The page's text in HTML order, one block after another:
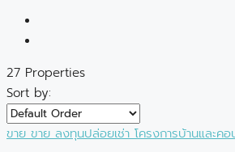
27 Properties
Sort by:
ขาย ขาย ลงทุนปล่อยเช่า โครงการบ้านและคอ